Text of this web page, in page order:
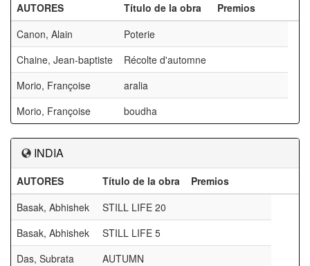
AUTORES Título de la obra
Premios
Canon, Alain
Poterie
Chaine, Jean-baptiste
Récolte d'automne
Morio, Françoise
aralia
Morio, Françoise
boudha
INDIA
AUTORES Título de la obra
Premios
Basak, Abhishek
STILL LIFE 20
Basak, Abhishek
STILL LIFE 5
Das, Subrata
AUTUMN